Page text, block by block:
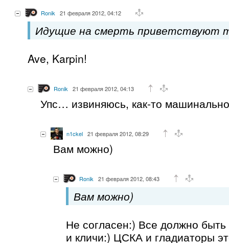
Ronik 21 февраля 2012, 04:12
Идущие на смерть приветствуют
Ave, Karpin!
Ronik 21 февраля 2012, 04:13
Упс… извиняюсь, как-то
n1ckel 21 февраля 2012, 08:29
Вам можно)
Ronik 21 февраля 2012, 08:43
Вам можно)
Не согласен:) Все должно
и кличи:) ЦСКА и гладиаторы